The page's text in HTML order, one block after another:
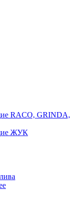
RACO, GRINDA,
ЖУК